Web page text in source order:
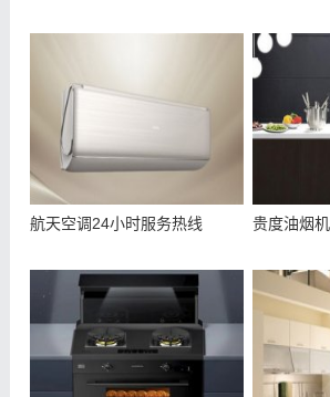
航天空调24小时服务热线 贵度油烟